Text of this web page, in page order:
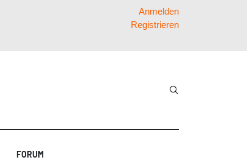
Anmelden
Registrieren
FORUM